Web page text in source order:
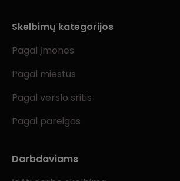
Skelbimų kategorijos
Pagal įmones
Pagal miestus
Pagal verslo sritis
Pagal pareigas
Darbdaviams